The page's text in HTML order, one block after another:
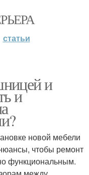
статьи
и
и
новой мебели
чтобы ремонт
функциональным.